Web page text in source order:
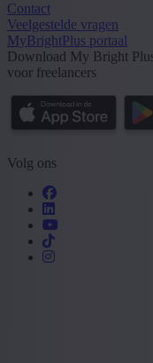
Contact
Veelgestelde vragen
MyBrightPlus portaal
Download My Bright
voor freelancers
Volg ons